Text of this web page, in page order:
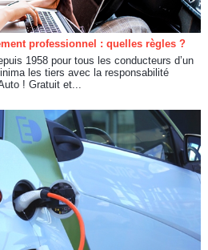
professionnel : quelles règles ?
1958 pour tous les conducteurs d’un
les tiers avec la responsabilité
! Gratuit et...